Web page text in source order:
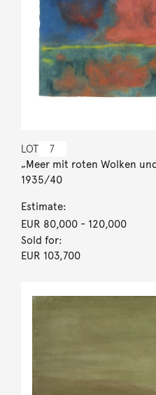
LOT 7
„Meer mit roten Wolken
1935/40
Estimate:
EUR 80,000- 120,000
Sold for:
EUR 103,700